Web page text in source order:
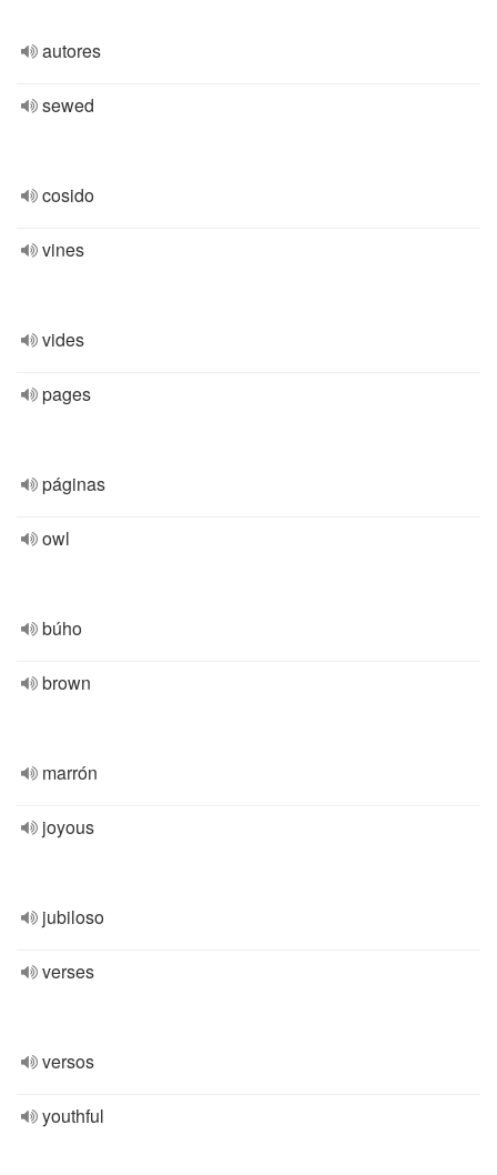
autores
sewed
cosido
vines
vides
pages
páginas
owl
búho
brown
marrón
joyous
jubiloso
verses
versos
youthful